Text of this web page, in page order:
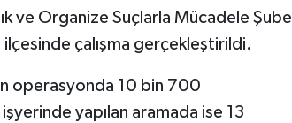
ve Organize Suçlarla Mücadele Şube
çalışma gerçekleştirildi.
operasyonda 10 bin 700
yapılan aramada ise 13